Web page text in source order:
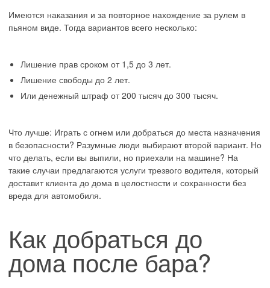
Имеются наказания и за повторное нахождение за рулем в
пьяном виде. Тогда вариантов всего несколько:
Лишение прав сроком от 1,5 до 3 лет.
Лишение свободы до 2 лет.
Или денежный штраф от 200 тысяч до 300 тысяч.
Что лучше: Играть с огнем или добраться до места назначения
в безопасности? Разумные люди выбирают второй вариант. Но
что делать, если вы выпили, но приехали на машине? На
такие случаи предлагаются услуги трезвого водителя, который
доставит клиента до дома в целостности и сохранности без
вреда для автомобиля.
Как добраться до
дома после бара?